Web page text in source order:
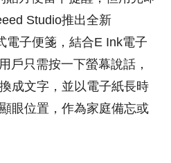
Studio推出全新
電子便箋，結合E Ink電子
戶只需按一下螢幕說話，
成文字，並以電子紙長時
眼位置，作為家庭備忘或